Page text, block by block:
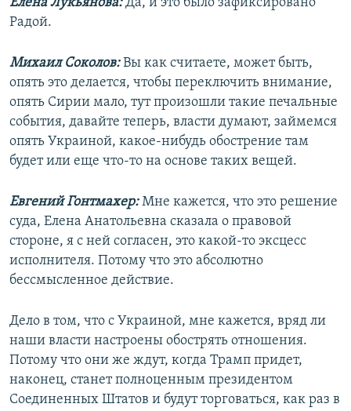
Елена Лукьянова:Да, и это было зафиксировано
Радой.
Михаил Соколов:Вы как считаете, может быть,
опять это делается, чтобы переключить внимание,
опять Сирии мало, тут произошли такие печальные
события, давайте теперь, власти думают, займемся
опять Украиной, какое-нибудь обострение там
будет или еще что-то на основе таких вещей.
Евгений Гонтмахер:Мне кажется, что это решение
суда, Елена Анатольевна сказала о правовой
стороне, я с ней согласен, это какой-то эксцесс
исполнителя. Потому что это абсолютно
бессмысленное действие.
Дело в том, что с Украиной, мне кажется, вряд ли
наши власти настроены обострять отношения.
Потому что они же ждут, когда Трамп придет,
наконец, станет полноценным президентом
Соединенных Штатов и будут торговаться, как раз в